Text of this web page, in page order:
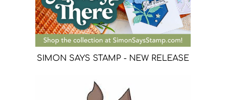
SIMON SAYS STAMP - NEW RELEASE